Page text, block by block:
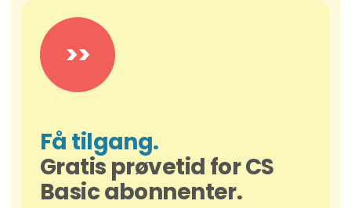
>>
Få tilgang.
Gratis prøvetid for CS
Basic abonnenter.